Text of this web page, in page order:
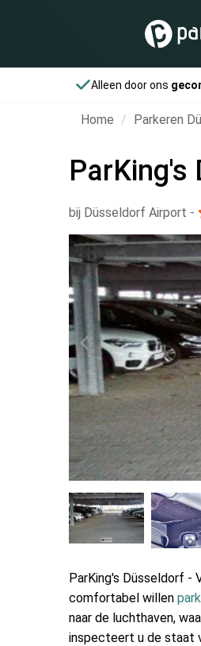
Alleen door ons
Home Parkeren
ParKing's
bij Düsseldorf Airport -
ParKing's Düsseldorf -
comfortabel willen
naar de luchthaven,
inspecteert u de staat